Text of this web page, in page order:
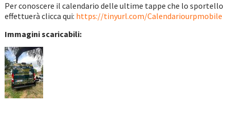
Per conoscere il calendario delle ultime tappe che lo sportello
effettuerà clicca qui: https://tinyurl.com/Calendariourpmobile
Immagini scaricabili: